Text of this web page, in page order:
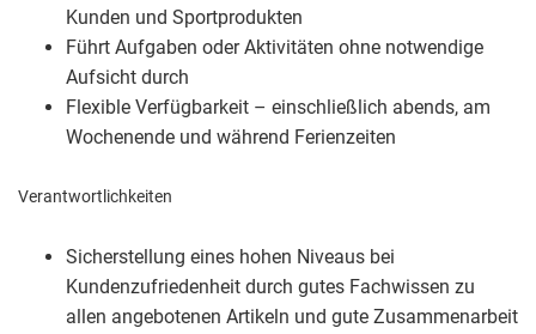
Kunden und Sportprodukten
Führt Aufgaben oder Aktivitäten ohne notwendige
Aufsicht durch
Flexible Verfügbarkeit – einschließlich abends, am
Wochenende und während Ferienzeiten
Verantwortlichkeiten
Sicherstellung eines hohen Niveaus bei
Kundenzufriedenheit durch gutes Fachwissen zu
allen angebotenen Artikeln und gute Zusammenarbeit